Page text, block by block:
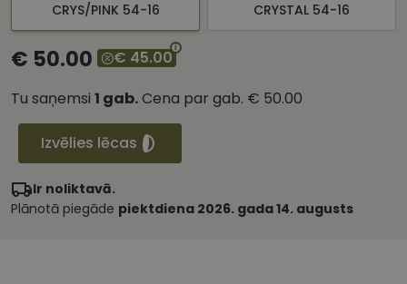
CRYS/PINK 54-16 CRYSTAL 54-16
€ 50.00
€ 45.00
Tu saņemsi 1 gab.Cena par gab. € 50.00
Izvēlies lēcas
Ir noliktavā.
Plānotā piegāde piektdiena 2026. gada 14. augusts